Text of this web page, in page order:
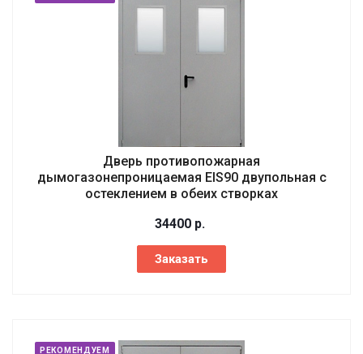
Дверь противопожарная
дымогазонепроницаемая EIS90 двупольная с
остеклением в обеих створках
34400 р.
Заказать
РЕКОМЕНДУЕМ